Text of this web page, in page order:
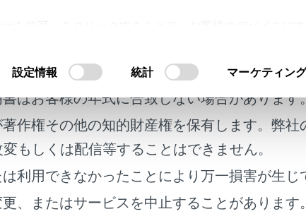
い。
設定情報 統計 マーケティン
車前のご注意
カードの有効期限のご注意
車線通行時のご注意
取扱説明書及び補足資料、正誤表等が掲載され
はお客様の年式に合致しない場合があります
作権その他の知的財産権を保有します。弊
もしくは配信等することはできません。
利用できなかったことにより万一損害が生じ
、またはサービスを中止することがあります。